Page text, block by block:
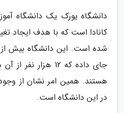
دانشگاه یورک یک دانشگاه
کانادا است که با هدف ایجاد
جای داده که 12
هستند. همین امر نشان از
در این دانشگاه است.